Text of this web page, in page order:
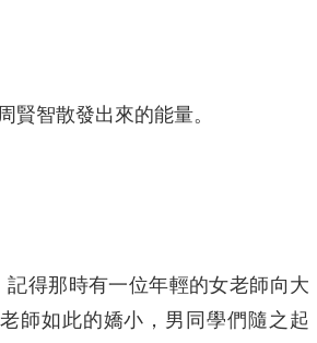
賢智散發出來的能量。
得那時有一位年輕的女老師向大
師如此的嬌小，男同學們隨之起